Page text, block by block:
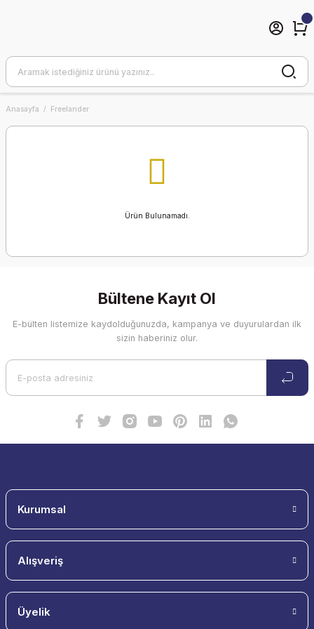
Anasayfa Freelander
Ürün Bulunamadı.
Bültene Kayıt Ol
E-bülten listemize kaydolduğunuzda, kampanya ve duyurulardan ilk
sizin haberiniz olur.
Kurumsal
Alışveriş
Üyelik